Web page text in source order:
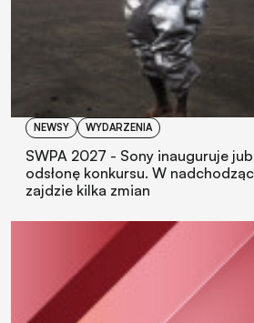
NEWSY WYDARZENIA
SWPA 2027 - Sony inauguruje
odsłonę konkursu. W
zajdzie kilka zmian